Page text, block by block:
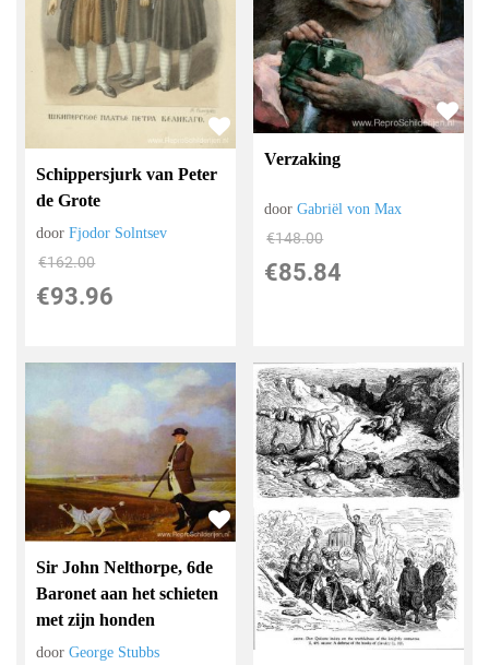
Schippersjurk van Peter
de Grote
doorFjodor Solntsev
€162.00
€93.96
Verzaking
doorGabriël von Max
€148.00
€85.84
Sir John Nelthorpe, 6de
Baronet aan het schieten
met zijn honden
doorGeorge Stubbs